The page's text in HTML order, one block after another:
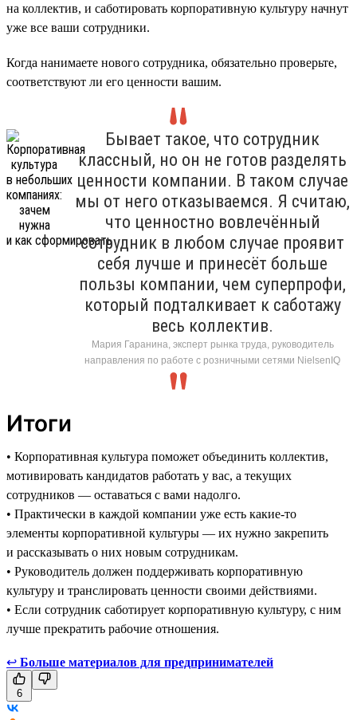
на коллектив, и саботировать корпоративную культуру начнут
уже все ваши сотрудники.
Когда нанимаете нового сотрудника, обязательно проверьте,
соответствуют ли его ценности вашим.
Бывает такое, что сотрудник
классный, но он не готов разделять
ценности компании. В таком случае
мы от него отказываемся. Я считаю,
что ценностно вовлечённый
сотрудник в любом случае проявит
себя лучше и принесёт больше
пользы компании, чем суперпрофи,
который подталкивает к саботажу
весь коллектив.
Мария Гаранина, эксперт рынка труда, руководитель
направления по работе с розничными сетями NielsenIQ
Итоги
• Корпоративная культура поможет объединить коллектив,
мотивировать кандидатов работать у вас, а текущих
сотрудников — оставаться с вами надолго.
• Практически в каждой компании уже есть какие-то
элементы корпоративной культуры — их нужно закрепить
и рассказывать о них новым сотрудникам.
• Руководитель должен поддерживать корпоративную
культуру и транслировать ценности своими действиями.
• Если сотрудник саботирует корпоративную культуру, с ним
лучше прекратить рабочие отношения.
↩ Больше материалов для предпринимателей
6